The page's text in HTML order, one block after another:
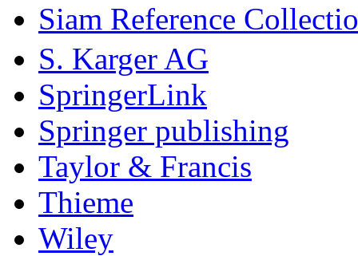
Siam Reference
S. Karger AG
SpringerLink
Springer publishing
Taylor & Francis
Thieme
Wiley